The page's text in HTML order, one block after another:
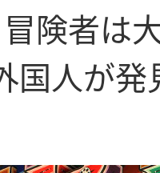
冒険者は
国人が